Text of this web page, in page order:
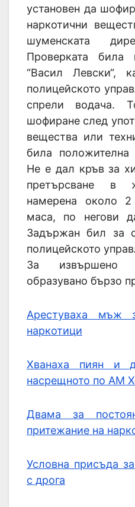
установен да
наркотични
шуменската
Проверката
“Васил Левски“,
полицейското
спрели водача.
шофиране след
вещества или
била
Не е дал кръв за
претърсване
намерена около
маса, по негови
Задържан бил за
полицейското
За извършено
образувано бързо
Арестуваха мъж
наркотици
Хванаха пиян и
насрещното по АМ
Двама за
притежание на
Условна присъда
с дрога